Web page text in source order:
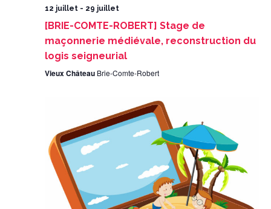
12 juillet- 29 juillet
[BRIE-COMTE-ROBERT] Stage de
maçonnerie médiévale, reconstruction du
logis seigneurial
Vieux Château Brie-Comte-Robert